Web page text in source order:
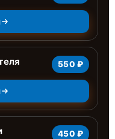
550 ₽
450 ₽